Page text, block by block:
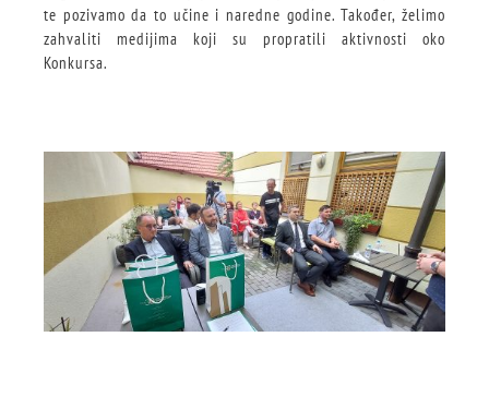
te pozivamo da to učine i naredne godine. Također, želimo
zahvaliti medijima koji su propratili aktivnosti oko
Konkursa.